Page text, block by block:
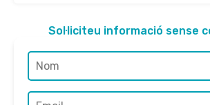
Sol·liciteu informació sense